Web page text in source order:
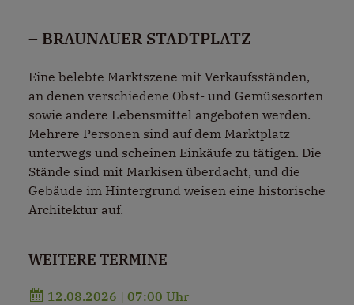
– BRAUNAUER STADTPLATZ
Eine belebte Marktszene mit Verkaufsständen,
an denen verschiedene Obst- und Gemüsesorten
sowie andere Lebensmittel angeboten werden.
Mehrere Personen sind auf dem Marktplatz
unterwegs und scheinen Einkäufe zu tätigen. Die
Stände sind mit Markisen überdacht, und die
Gebäude im Hintergrund weisen eine historische
Architektur auf.
WEITERE TERMINE
12.08.2026 | 07:00 Uhr